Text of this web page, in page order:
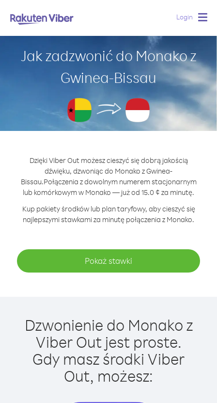
Login
Jak zadzwonić do Monako z
Gwinea-Bissau
Dzięki Viber Out możesz cieszyć się dobrą jakością
dźwięku, dzwoniąc do Monako z Gwinea-
Bissau.Połączenia z dowolnym numerem stacjonarnym
lub komórkowym w Monako — już od 15.0 ¢ za minutę.
Kup pakiety środków lub plan taryfowy, aby cieszyć się
najlepszymi stawkami za minutę połączenia z Monako.
Pokaż stawki
Dzwonienie do Monako z
Viber Out jest proste.
Gdy masz środki Viber
Out, możesz: